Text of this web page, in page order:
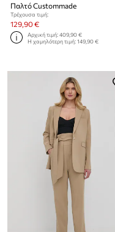
Παλτό Custommade
Τρέχουσα τιμή:
129,90 €
Αρχική τιμή:409,90 €
Η χαμηλότερη τιμή:149,90 €